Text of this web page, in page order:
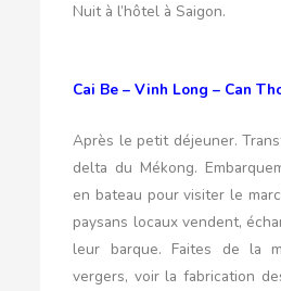
Nuit à l’hôtel à Saigon.
Cai Be – Vinh Long – Can
Après le petit déjeuner.
delta du Mékong.
en bateau pour visiter le
paysans locaux vendent,
leur barque. Faites de la
vergers, voir la fabrication